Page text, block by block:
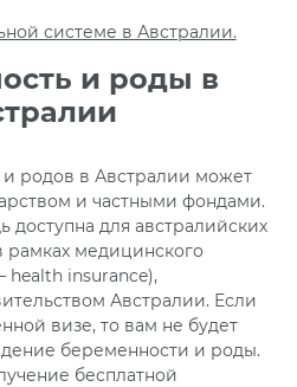
системе в Австралии.
и роды в
родов в Австралии может
и частными фондами.
доступна для австралийских
рамках медицинского
health insurance),
Австралии. Если
визе, то вам не будет
беременности и роды.
бесплатной